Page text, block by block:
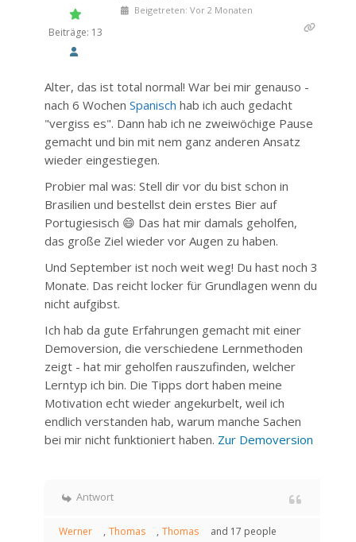
Beiträge: 13
Beigetreten: Vor 2 Monaten
Alter, das ist total normal! War bei mir genauso -
nach 6 Wochen Spanisch hab ich auch gedacht
"vergiss es". Dann hab ich ne zweiwöchige Pause
gemacht und bin mit nem ganz anderen Ansatz
wieder eingestiegen.
Probier mal was: Stell dir vor du bist schon in
Brasilien und bestellst dein erstes Bier auf
Portugiesisch 😄 Das hat mir damals geholfen,
das große Ziel wieder vor Augen zu haben.
Und September ist noch weit weg! Du hast noch 3
Monate. Das reicht locker für Grundlagen wenn du
nicht aufgibst.
Ich hab da gute Erfahrungen gemacht mit einer
Demoversion, die verschiedene Lernmethoden
zeigt - hat mir geholfen rauszufinden, welcher
Lerntyp ich bin. Die Tipps dort haben meine
Motivation echt wieder angekurbelt, weil ich
endlich verstanden hab, warum manche Sachen
bei mir nicht funktioniert haben. Zur Demoversion
Antwort
Werner
, Thomas
, Thomas
and 17 people